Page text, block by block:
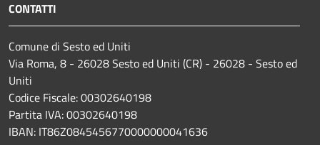
CONTATTI
Comune di Sesto ed Uniti
Via Roma, 8 - 26028 Sesto ed Uniti (CR) - 26028 - Sesto ed
Uniti
Codice Fiscale: 00302640198
Partita IVA: 00302640198
IBAN: IT86Z0845456770000000041636